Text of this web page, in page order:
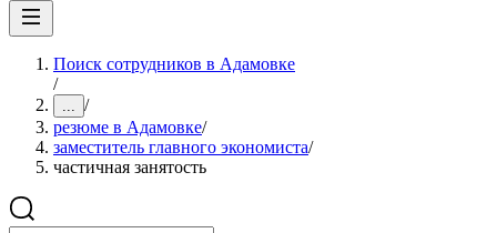
Поиск сотрудников в Адамовке
/
... /
резюме в Адамовке/
заместитель главного экономиста/
частичная занятость